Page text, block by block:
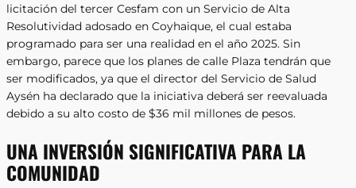
licitación del tercer Cesfam con un Servicio de Alta
Resolutividad adosado en Coyhaique, el cual estaba
programado para ser una realidad en el año 2025. Sin
embargo, parece que los planes de calle Plaza tendrán que
ser modificados, ya que el director del Servicio de Salud
Aysén ha declarado que la iniciativa deberá ser reevaluada
debido a su alto costo de $36 mil millones de pesos.
UNA INVERSIÓN SIGNIFICATIVA PARA LA
COMUNIDAD